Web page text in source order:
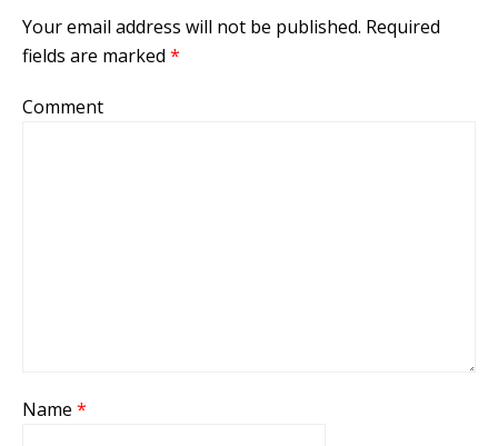
Your email address will not be published. Required
fields are marked *
Comment
Name *